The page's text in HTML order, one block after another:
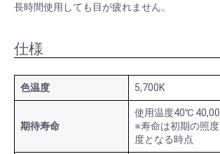
長時間使用しても目が疲れません。
仕様
色温度 5,700K
期待寿命
使用温度40℃
※寿命は初期の照
度となる時点